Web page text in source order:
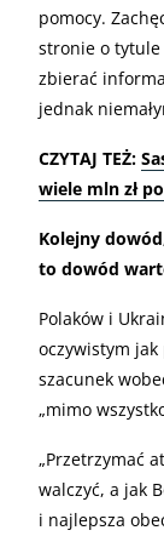
pomocy.
stronie o tytule
zbierać
jednak
CZYTAJ TEŻ:
wiele mln zł
Kolejny
to dowód
Polaków i
oczywistym
szacunek
„mimo
„Przetrzymać
walczyć, a jak
i najlepsza